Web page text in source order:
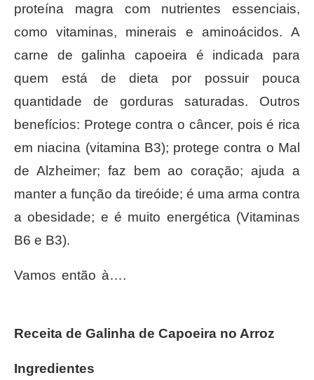
proteína magra com nutrientes essenciais,
como vitaminas, minerais e aminoácidos. A
carne de galinha capoeira é indicada para
quem está de dieta por possuir pouca
quantidade de gorduras saturadas. Outros
benefícios: Protege contra o câncer, pois é rica
em niacina (vitamina B3); protege contra o Mal
de Alzheimer; faz bem ao coração; ajuda a
manter a função da tireóide; é uma arma contra
a obesidade; e é muito energética (Vitaminas
B6 e B3).
Vamos então à….
Receita de Galinha de Capoeira no Arroz
Ingredientes